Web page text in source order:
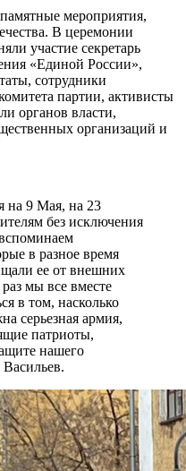
мероприятия,
В церемонии
участие секретарь
«Единой России»,
сотрудники
партии, активисты
органов власти,
организаций и
на 9 Мая, на 23
без исключения
в разное время
ее от внешних
мы все вместе
в том, насколько
серьезная армия,
патриоты,
нашего